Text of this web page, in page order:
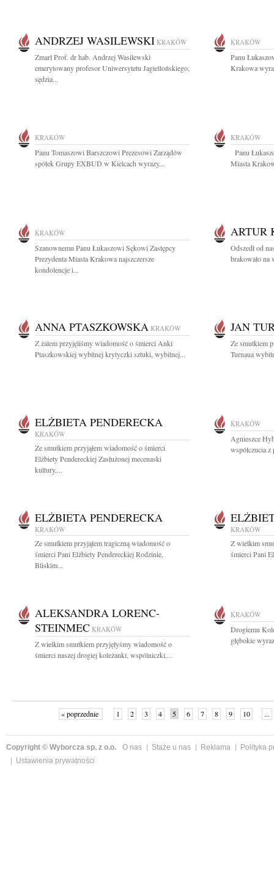
ANDRZEJ WASILEWSKI KRAKÓW
Zmarł Prof. dr hab. Andrzej Wasilewski
emerytowany profesor Uniwersytetu Jagiellońskiego,
sędzia...
KRAKÓW
Panu
Krakowa
KRAKÓW
Panu Tomaszowi Barszczowi Prezesowi Zarządów
spółek Grupy EXBUD w Kielcach wyrazy...
KRAKÓW
Panu
Miasta
KRAKÓW
Szanownemu Panu Łukaszowi Sękowi Zastępcy
Prezydenta Miasta Krakowa najszczersze
kondolencje i...
ARTUR
Odszedł od
brakowało na
ANNA PTASZKOWSKA KRAKÓW
Z żalem przyjęliśmy wiadomość o śmierci Anki
Ptaszkowskiej wybitnej krytyczki sztuki, wybitnej...
JAN
Ze smutkiem
Turnaua
ELŻBIETA PENDERECKA
KRAKÓW
Ze smutkiem przyjąłem wiadomość o śmierci
Elżbiety Pendereckiej Zasłużonej mecenaski
kultury,...
KRAKÓW
Agnieszce
współczucia
ELŻBIETA PENDERECKA
KRAKÓW
Ze smutkiem przyjąłem tragiczną wiadomość o
śmierci Pani Elżbiety Pendereckiej Rodzinie,
Bliskim...
KRAKÓW
Z wielkim
śmierci Pani
ALEKSANDRA LORENC-
STEINMEC KRAKÓW
Z wielkim smutkiem przyjęłyśmy wiadomość o
śmierci naszej drogiej koleżanki, wspólniczki,...
KRAKÓW
Drogiemu
głębokie
« poprzednie 1 2 3 4 5 6 7 8 9 10 ...
Copyright © Wyborcza sp. z o.o. O nas Staże u nas Reklama
Polityka
Ustawienia prywatności